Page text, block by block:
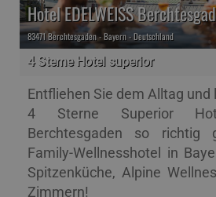
4 Sterne Hotel superior
Hotel EDELWEISS
83471 Berchtesgaden - Bayern - Deutschland
Entfliehen Sie dem Alltag und
4 Sterne Superior
Berchtesgaden so richtig
Family-Wellnesshotel in
Spitzenküche, Alpine
Zimmern!